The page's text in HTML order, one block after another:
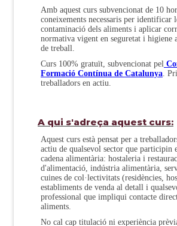
Amb aquest curs subvencionat de 10
coneixements necessaris per identificar
contaminació dels aliments i aplicar
normativa vigent en seguretat i higiene
de treball.
Curs 100% gratuït, subvencionat pel
Formació Contínua de Catalunya.
treballadors en actiu.
A qui s'adreça aquest curs:
Aquest curs està pensat per a
actiu de qualsevol sector que participin
cadena alimentària: hostaleria i
d'alimentació, indústria alimentària,
cuines de col·lectivitats (residències,
establiments de venda al detall i
professional que impliqui contacte
aliments.
No cal cap titulació ni experiència